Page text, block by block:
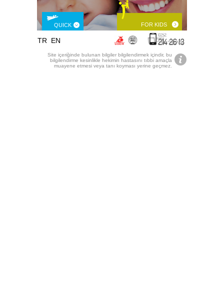
FOR KIDS
QUICK
TR EN
Site içeriğinde bulunan bilgiler bilgilendirmek içindir, bu
bilgilendirme kesinlikle hekimin hastasını tıbbi amaçla
muayene etmesi veya tanı koyması yerine geçmez.